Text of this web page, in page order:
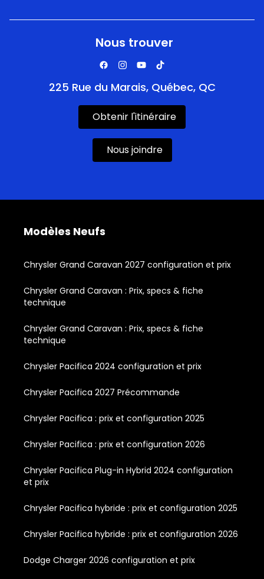
Nous trouver
225 Rue du Marais, Québec, QC
Obtenir l'itinéraire
Nous joindre
Modèles Neufs
Chrysler Grand Caravan 2027 configuration et prix
Chrysler Grand Caravan : Prix, specs & fiche
technique
Chrysler Grand Caravan : Prix, specs & fiche
technique
Chrysler Pacifica 2024 configuration et prix
Chrysler Pacifica 2027 Précommande
Chrysler Pacifica : prix et configuration 2025
Chrysler Pacifica : prix et configuration 2026
Chrysler Pacifica Plug-in Hybrid 2024 configuration
et prix
Chrysler Pacifica hybride : prix et configuration 2025
Chrysler Pacifica hybride : prix et configuration 2026
Dodge Charger 2026 configuration et prix